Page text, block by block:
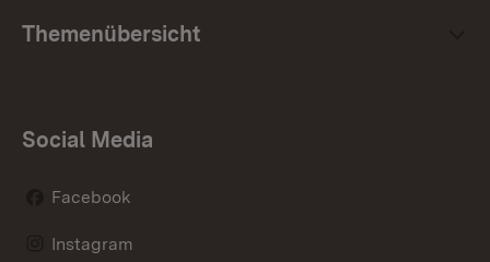
Themenübersicht
Social Media
Facebook
Instagram